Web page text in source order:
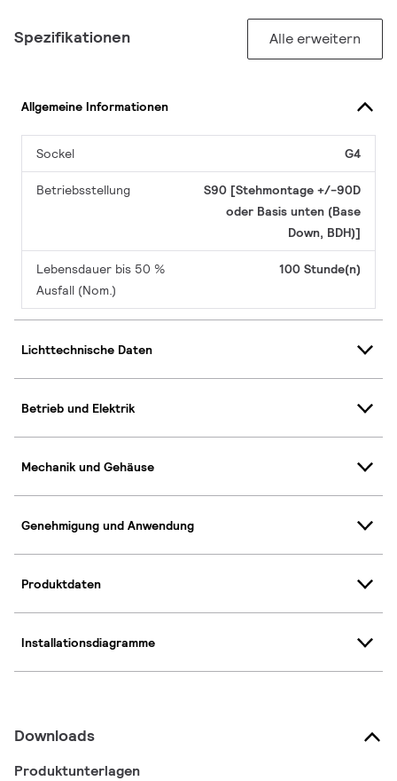
Spezifikationen Alle erweitern
Allgemeine Informationen
Sockel G4
Betriebsstellung
S90 [Stehmontage +/-90D
oder Basis unten (Base
Down, BDH)]
Lebensdauer bis 50 %
Ausfall (Nom.)
100 Stunde(n)
Lichttechnische Daten
Betrieb und Elektrik
Mechanik und Gehäuse
Genehmigung und Anwendung
Produktdaten
Installationsdiagramme
Downloads
Produktunterlagen